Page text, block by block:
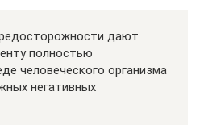
дают
полностью
человеческого организма
негативных